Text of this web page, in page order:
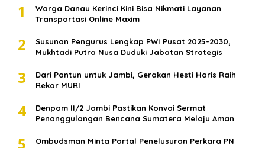
1
Warga Danau Kerinci Kini Bisa Nikmati Layanan
Transportasi Online Maxim
2
Susunan Pengurus Lengkap PWI Pusat 2025-2030,
Mukhtadi Putra Nusa Duduki Jabatan Strategis
3
Dari Pantun untuk Jambi, Gerakan Hesti Haris Raih
Rekor MURI
4
Denpom II/2 Jambi Pastikan Konvoi Sermat
Penanggulangan Bencana Sumatera Melaju Aman
5
Ombudsman Minta Portal Penelusuran Perkara PN